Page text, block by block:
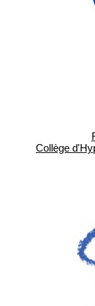
Collège